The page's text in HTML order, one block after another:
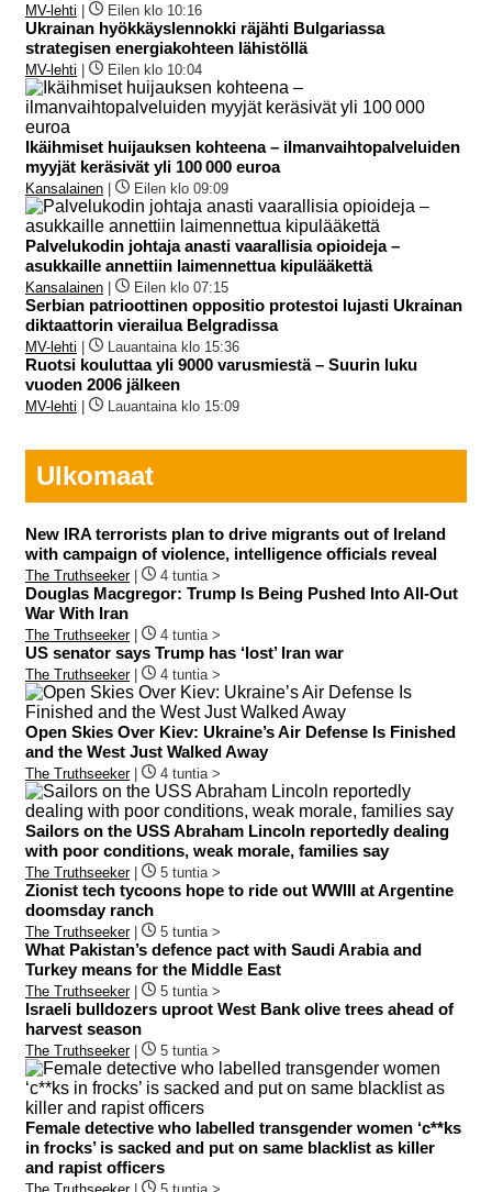
MV-lehti Eilen klo 10:16
Ukrainan hyökkäyslennokki räjähti Bulgariassa
strategisen energiakohteen lähistöllä
MV-lehti Eilen klo 10:04
Ikäihmiset huijauksen kohteena – ilmanvaihtopalveluiden
myyjät keräsivät yli 100 000 euroa
Kansalainen Eilen klo 09:09
Palvelukodin johtaja anasti vaarallisia opioideja –
asukkaille annettiin laimennettua kipulääkettä
Kansalainen Eilen klo 07:15
Serbian patrioottinen oppositio protestoi lujasti Ukrainan
diktaattorin vierailua Belgradissa
MV-lehti Lauantaina klo 15:36
Ruotsi kouluttaa yli 9000 varusmiestä – Suurin luku
vuoden 2006 jälkeen
MV-lehti Lauantaina klo 15:09
Ulkomaat
New IRA terrorists plan to drive migrants out of Ireland
with campaign of violence, intelligence officials reveal
The Truthseeker| 4 tuntia >
Douglas Macgregor: Trump Is Being Pushed Into All-Out
War With Iran
The Truthseeker| 4 tuntia >
US senator says Trump has ‘lost’ Iran war
The Truthseeker| 4 tuntia >
Open Skies Over Kiev: Ukraine’s Air Defense Is Finished
and the West Just Walked Away
The Truthseeker| 4 tuntia >
Sailors on the USS Abraham Lincoln reportedly dealing
with poor conditions, weak morale, families say
The Truthseeker| 5 tuntia >
Zionist tech tycoons hope to ride out WWIII at Argentine
doomsday ranch
The Truthseeker| 5 tuntia >
What Pakistan’s defence pact with Saudi Arabia and
Turkey means for the Middle East
The Truthseeker| 5 tuntia >
Israeli bulldozers uproot West Bank olive trees ahead of
harvest season
The Truthseeker| 5 tuntia >
Female detective who labelled transgender women ‘c**ks
in frocks’ is sacked and put on same blacklist as killer
and rapist officers